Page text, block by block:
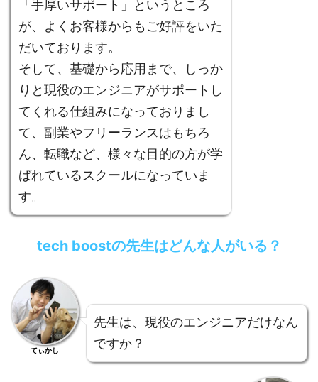
「手厚いサポート」というところ
が、よくお客様からもご好評をいた
だいております。
そして、基礎から応用まで、しっか
りと現役のエンジニアがサポートし
てくれる仕組みになっておりまし
て、副業やフリーランスはもちろ
ん、転職など、様々な目的の方が学
ばれているスクールになっていま
す。
tech boostの先生はどんな人がいる？
てぃかし
先生は、現役のエンジニアだけなん
ですか？